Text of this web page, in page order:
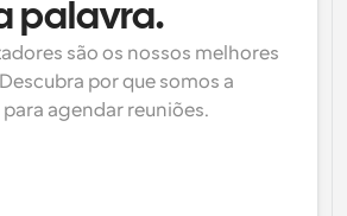
palavra.
são os nossos melhores
por que somos a
agendar reuniões.